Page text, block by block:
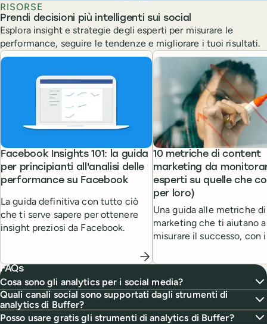
RISORSE
Prendi decisioni più intelligenti sui social
Esplora insight e strategie degli esperti per misurare le
performance, seguire le tendenze e migliorare i tuoi risultati.
Facebook Insights 101: la guida
per principianti all'analisi delle
performance su Facebook
La guida definitiva con tutto ciò
che ti serve sapere per ottenere
insight preziosi da Facebook.
10 metriche di content
marketing da
esperti su quelle che
per loro)
Una guida alle metriche
marketing che ti aiutano a
misurare il successo, con
marketing.
FAQs
Cosa sono gli analytics per i social media?
Quali canali social sono supportati dagli strumenti di
analytics di Buffer?
Posso usare gratis gli strumenti di analytics di Buffer?